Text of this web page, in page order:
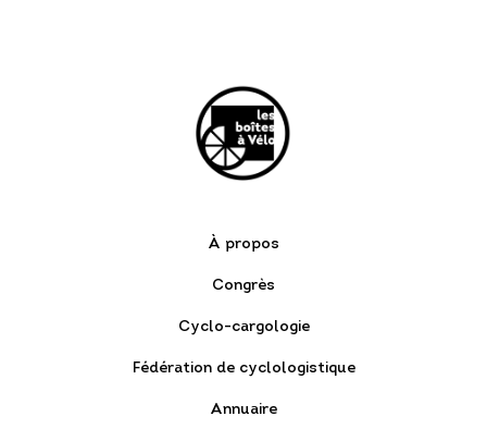
À propos
Congrès
Cyclo-cargologie
Fédération de cyclologistique
Annuaire